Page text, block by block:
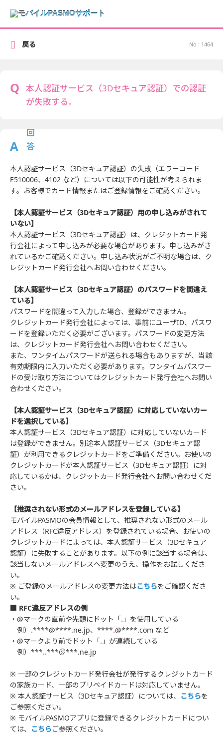
No : 1464
本人認証サービス（3Dセキュア認証）での認証
が失敗する。
本人認証サービス（3Dセキュア認証）の失敗（エラーコード
E510006、4102 など）については以下の可能性が考えられま
す。お客様でカード情報またはご登録情報をご確認ください。
【本人認証サービス（3Dセキュア認証）用の申し込みがされて
いない】
本人認証サービス（3Dセキュア認証）は、クレジットカード発
行会社によって申し込みが必要な場合があります。申し込みがさ
れているかご確認ください。申し込み状況がご不明な場合は、ク
レジットカード発行会社へお問い合わせください。
【本人認証サービス（3Dセキュア認証）のパスワードを間違え
ている】
パスワードを間違って入力した場合、登録ができません。
クレジットカード発行会社によっては、事前にユーザID、パスワ
ードを登録いただく必要がございます。パスワードの変更方法
は、クレジットカード発行会社へお問い合わせください。
また、ワンタイムパスワードが送られる場合もありますが、当該
有効期限内に入力いただく必要があります。ワンタイムパスワー
ドの受け取り方法についてはクレジットカード発行会社へお問い
合わせください。
【本人認証サービス（3Dセキュア認証）に対応していないカー
ドを選択している】
本人認証サービス（3Dセキュア認証）に対応していないカード
は登録ができません。別途本人認証サービス（3Dセキュア認
証）が利用できるクレジットカードをご準備ください。お使いの
クレジットカードが本人認証サービス（3Dセキュア認証）に対
応しているかは、クレジットカード発行会社へお問い合わせくだ
さい。
【推奨されない形式のメールアドレスを登録している】
モバイルPASMOの会員情報として、推奨されない形式のメール
アドレス（RFC違反アドレス）を登録されている場合、お使いの
クレジットカードによっては、本人認証サービス（3Dセキュア
認証）に失敗することがあります。以下の例に該当する場合は、
該当しないメールアドレスへ変更のうえ、操作をお試しくださ
い。
※ ご登録のメールアドレスの変更方法はこちらをご確認くださ
い。
■ RFC違反アドレスの例
・@マークの直前や先頭にドット「. 」を使用している
例） .****@****.ne.jp、****.@****.com など
・@マークより前でドット「. 」が連続している
例）***..***＠***.ne.jp
※ 一部のクレジットカード発行会社が発行するクレジットカード
の家族カード、一部のプリペイドカードは対応していません。
※ 本人認証サービス（3Dセキュア認証）については、 こちらを
ご参照ください。
※ モバイルPASMOアプリに登録できるクレジットカードについ
ては、 こちらご参照ください。
戻る